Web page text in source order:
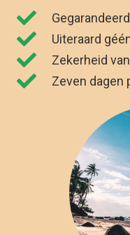
Uiteraard
Zekerheid
Zeven dagen